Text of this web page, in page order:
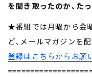
を聞き取ったのか、た
★番組では月曜から金
ど、メールマガジンを
登録はこちらからお願